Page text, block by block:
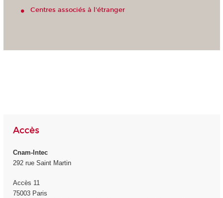
Centres associés à l'étranger
Accès
Cnam-Intec
292 rue Saint Martin
Accès 11
75003 Paris